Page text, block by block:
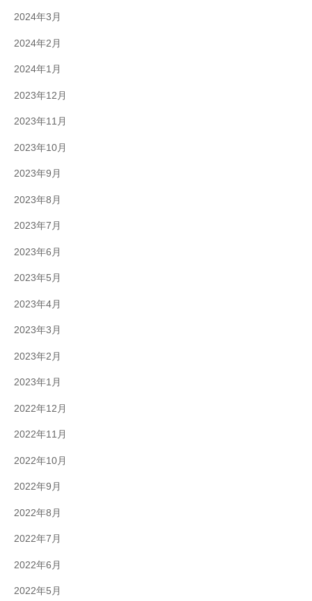
2024年3月
2024年2月
2024年1月
2023年12月
2023年11月
2023年10月
2023年9月
2023年8月
2023年7月
2023年6月
2023年5月
2023年4月
2023年3月
2023年2月
2023年1月
2022年12月
2022年11月
2022年10月
2022年9月
2022年8月
2022年7月
2022年6月
2022年5月